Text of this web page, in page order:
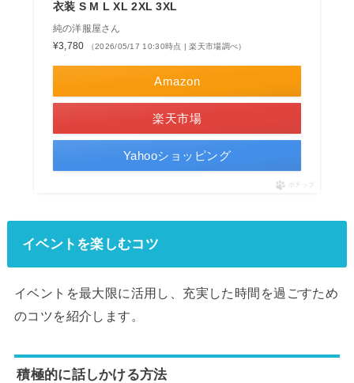
衣装 S M L XL 2XL 3XL
純の洋服屋さん
¥3,780
（2026/05/17 10:30時点 | 楽天市場調べ）
Amazon
楽天市場
Yahooショッピング
ポチップ
イベントを楽しむコツ
イベントを最大限に活用し、充実した時間を過ごすため
のコツを紹介します。
積極的に話しかける方法